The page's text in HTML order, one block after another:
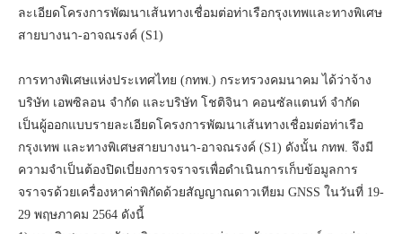
ละเอียดโครงการพัฒนาเส้นทางเชื่อมต่อท่าเรือกรุงเทพและทางพิเศษ
สายบางนา-อาจณรงค์ (S1)
​​การทางพิเศษแห่งประเทศไทย (กทพ.) กระทรวงคมนาคม ได้ว่าจ้าง
บริษัท เอพซิลอน จำกัด และบริษัท โชติจินา คอนซัลแตนท์ จำกัด
เป็นผู้ออกแบบรายละเอียดโครงการพัฒนาเส้นทางเชื่อมต่อท่าเรือ
กรุงเทพ และทางพิเศษสายบางนา-อาจณรงค์ (S1) ดังนั้น กทพ. จึงมี
ความจำเป็นต้องปิดเบี่ยงการจราจรเพื่อดำเนินการเก็บข้อมูลการ
จราจรด้วยเครื่องหาค่าพิกัดด้วยสัญญาณดาวเทียม GNSS ในวันที่ 19-
29 พฤษภาคม 2564 ดังนี้